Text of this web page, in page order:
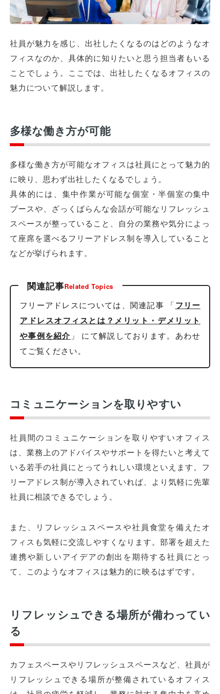
社員が魅力を感じ、出社したくなるのはどのようなオ
フィスなのか、具体的に知りたいと思う担当者もいる
ことでしょう。ここでは、出社したくなるオフィスの
魅力について解説します。
多様な働き方が可能
多様な働き方が可能なオフィスは社員にとって魅力的
に映り、思わず出社したくなるでしょう。
具体的には、集中作業が可能な個室・半個室の集中
ブースや、ざっくばらんな会話が可能なリフレッシュ
スペースが整っていること、自分の業務や気分によっ
て座席を選べるフリーアドレス制を導入していること
などが挙げられます。
関連記事Related Topics
フリーアドレスについては、関連記事 「 フリー
アドレスオフィスとは？メリット・デメリット
や事例を紹介 」 にて解説しております。あわせ
てご覧ください。
コミュニケーションを取りやすい
社員間のコミュニケーションを取りやすいオフィス
は、業務上のアドバイスやサポートを得たいと考えて
いる若手の社員にとってうれしい環境といえます。フ
リーアドレス制が導入されていれば、より気軽に先輩
社員に相談できるでしょう。
また、リフレッシュスペースや社員食堂を備えたオ
フィスも気軽に交流しやすくなります。部署を超えた
連携や新しいアイデアの創出を期待する社員にとっ
て、このようなオフィスは魅力的に映るはずです。
リフレッシュできる場所が備わってい
る
カフェスペースやリフレッシュスペースなど、社員が
リフレッシュできる場所が整備されているオフィス